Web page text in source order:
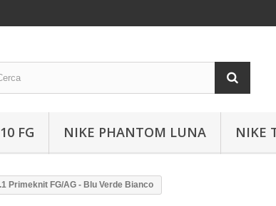
FG NIKE PHANTOM LUNA NIKE
Primeknit FG/AG - Blu Verde Bianco